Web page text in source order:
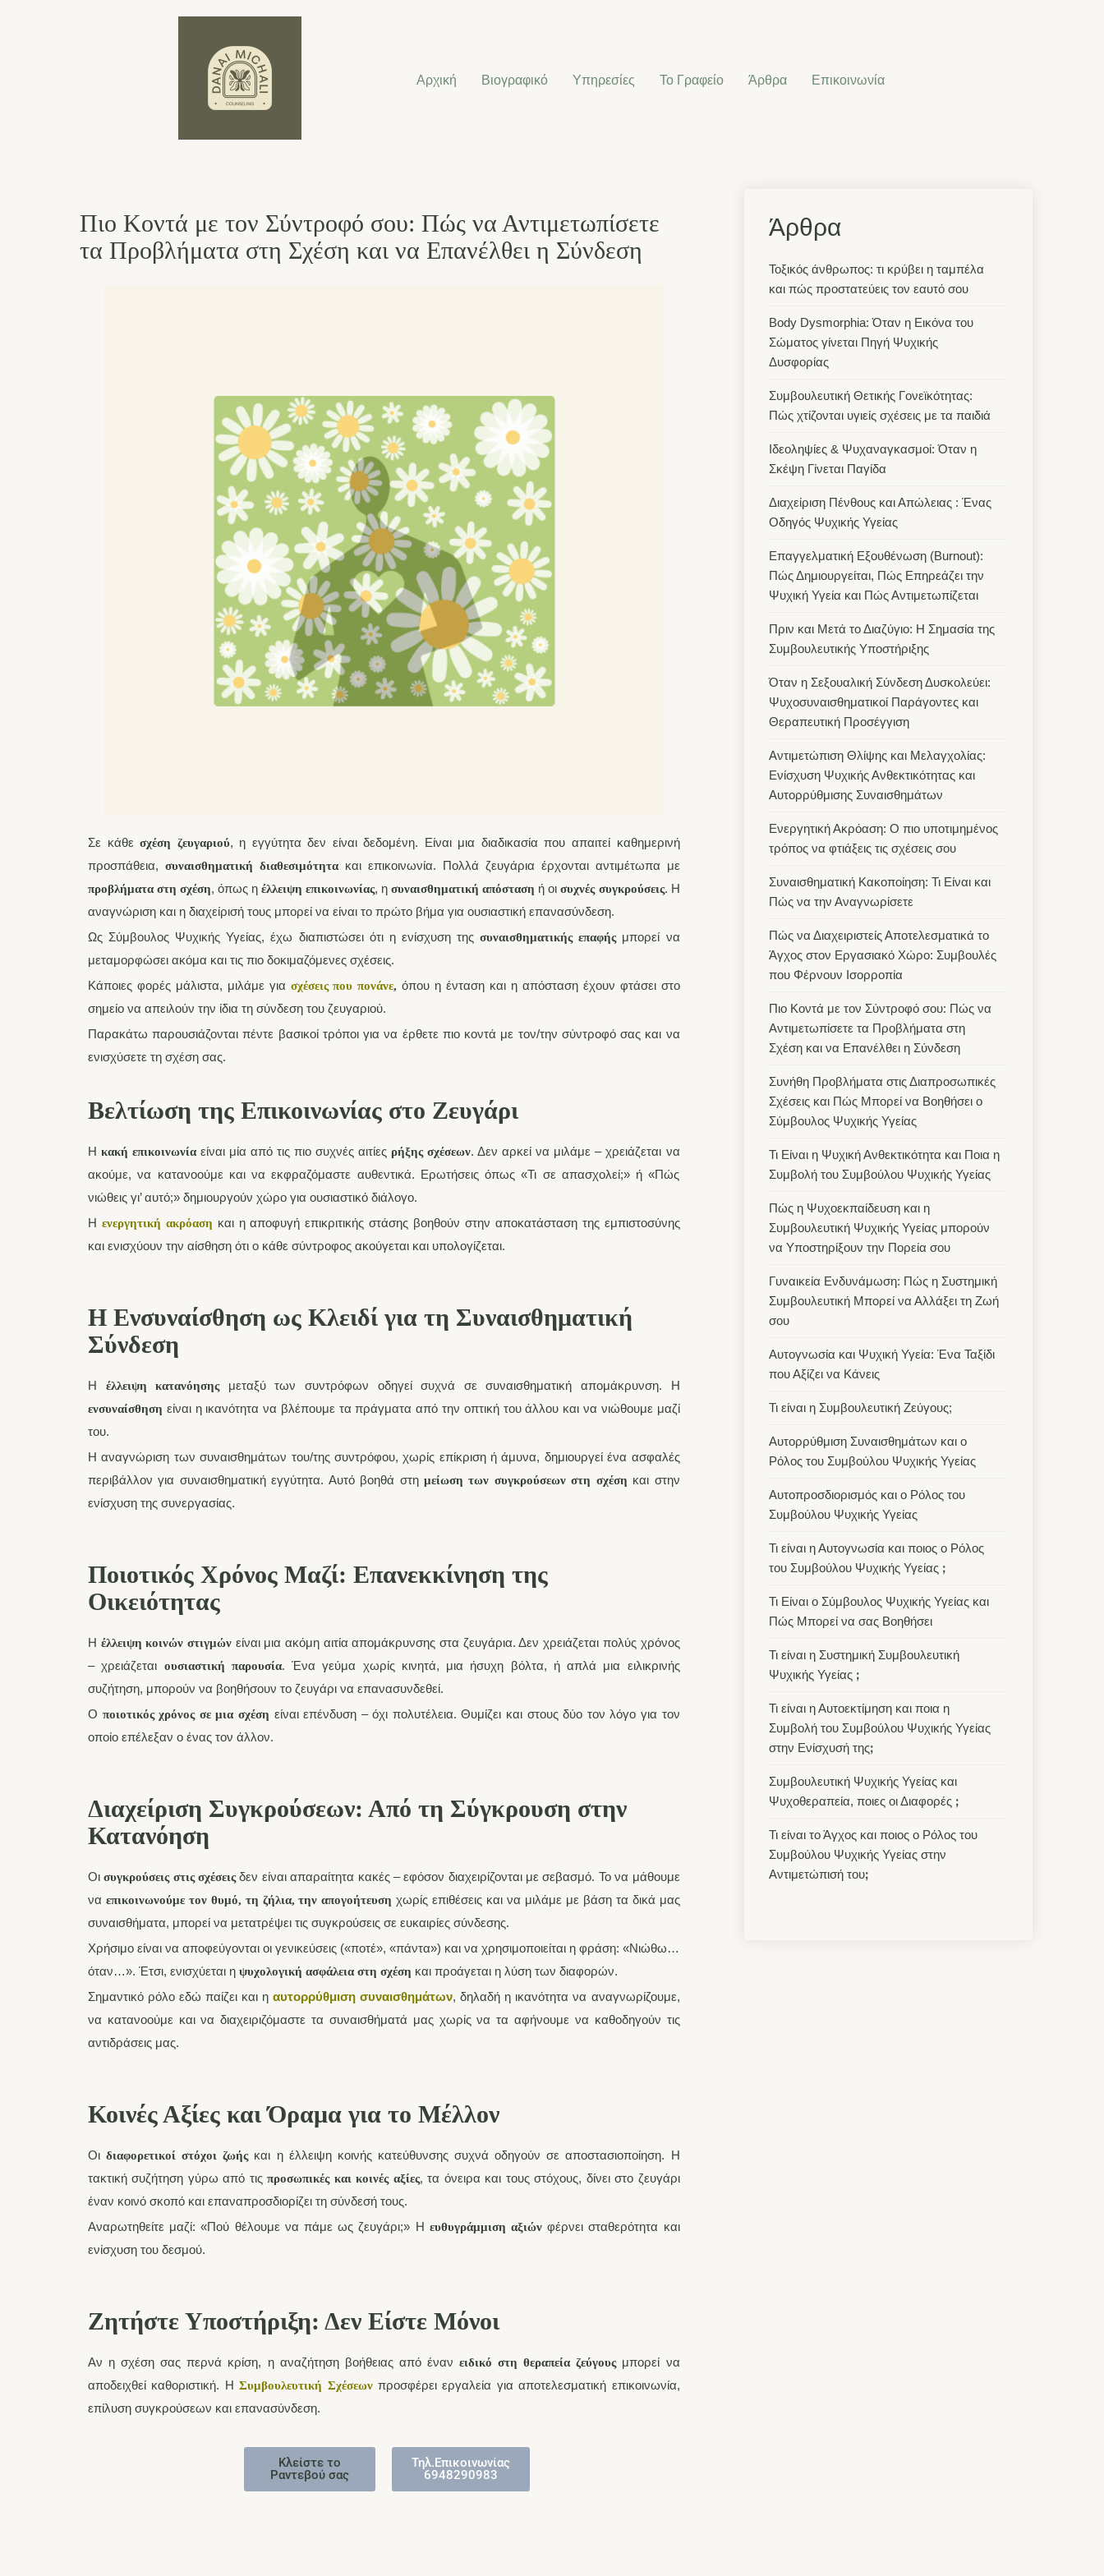
Αρχική Βιογραφικό Υπηρεσίες Το Γραφείο Άρθρα Επικοινωνία
Πιο Κοντά με τον Σύντροφό σου: Πώς να Αντιμετωπίσετε
τα Προβλήματα στη Σχέση και να Επανέλθει η Σύνδεση
Σε κάθεσχέση ζευγαριού, η εγγύτητα δεν είναι δεδομένη. Είναι μια διαδικασία που απαιτεί καθημερινή
προσπάθεια, συναισθηματική διαθεσιμότητακαι επικοινωνία. Πολλά ζευγάρια έρχονται αντιμέτωπα με
προβλήματα στη σχέση, όπως ηέλλειψη επικοινωνίας, ησυναισθηματική απόσταση ή οισυχνές συγκρούσεις. Η
αναγνώριση και η διαχείρισή τους μπορεί να είναι το πρώτο βήμα για ουσιαστική επανασύνδεση.
Ως Σύμβουλος Ψυχικής Υγείας, έχω διαπιστώσει ότι η ενίσχυση τηςσυναισθηματικής επαφήςμπορεί να
μεταμορφώσει ακόμα και τις πιο δοκιμαζόμενες σχέσεις.
Κάποιες φορές μάλιστα, μιλάμε για σχέσεις που πονάνε, όπου η ένταση και η απόσταση έχουν φτάσει στο
σημείο να απειλούν την ίδια τη σύνδεση του ζευγαριού.
Παρακάτω παρουσιάζονται πέντε βασικοί τρόποι για να έρθετε πιο κοντά με τον/την σύντροφό σας και να
ενισχύσετε τη σχέση σας.
Βελτίωση της Επικοινωνίας στο Ζευγάρι
Ηκακή επικοινωνία είναι μία από τις πιο συχνές αιτίες ρήξης σχέσεων. Δεν αρκεί να μιλάμε – χρειάζεται να
ακούμε, να κατανοούμε και να εκφραζόμαστε αυθεντικά. Ερωτήσεις όπως «Τι σε απασχολεί;» ή «Πώς
νιώθεις γι’ αυτό;» δημιουργούν χώρο για ουσιαστικό διάλογο.
Η ενεργητική ακρόαση και η αποφυγή επικριτικής στάσης βοηθούν στην αποκατάσταση της εμπιστοσύνης
και ενισχύουν την αίσθηση ότι ο κάθε σύντροφος ακούγεται και υπολογίζεται.
Η Ενσυναίσθηση ως Κλειδί για τη Συναισθηματική
Σύνδεση
Η έλλειψη κατανόησηςμεταξύ των συντρόφων οδηγεί συχνά σε συναισθηματική απομάκρυνση. Η
ενσυναίσθηση είναι η ικανότητα να βλέπουμε τα πράγματα από την οπτική του άλλου και να νιώθουμε μαζί
του.
Η αναγνώριση των συναισθημάτων του/της συντρόφου, χωρίς επίκριση ή άμυνα, δημιουργεί ένα ασφαλές
περιβάλλον για συναισθηματική εγγύτητα. Αυτό βοηθά στη μείωση των συγκρούσεων στη σχέση και στην
ενίσχυση της συνεργασίας.
Ποιοτικός Χρόνος Μαζί: Επανεκκίνηση της
Οικειότητας
Η έλλειψη κοινών στιγμών είναι μια ακόμη αιτία απομάκρυνσης στα ζευγάρια. Δεν χρειάζεται πολύς χρόνος
– χρειάζεται ουσιαστική παρουσία. Ένα γεύμα χωρίς κινητά, μια ήσυχη βόλτα, ή απλά μια ειλικρινής
συζήτηση, μπορούν να βοηθήσουν το ζευγάρι να επανασυνδεθεί.
Ο ποιοτικός χρόνος σε μια σχέση είναι επένδυση – όχι πολυτέλεια. Θυμίζει και στους δύο τον λόγο για τον
οποίο επέλεξαν ο ένας τον άλλον.
Διαχείριση Συγκρούσεων: Από τη Σύγκρουση στην
Κατανόηση
Οισυγκρούσεις στις σχέσειςδεν είναι απαραίτητα κακές – εφόσον διαχειρίζονται με σεβασμό. Το να μάθουμε
να επικοινωνούμε τον θυμό, τη ζήλια, την απογοήτευση χωρίς επιθέσεις και να μιλάμε με βάση τα δικά μας
συναισθήματα, μπορεί να μετατρέψει τις συγκρούσεις σε ευκαιρίες σύνδεσης.
Χρήσιμο είναι να αποφεύγονται οι γενικεύσεις («ποτέ», «πάντα») και να χρησιμοποιείται η φράση: «Νιώθω…
όταν…». Έτσι, ενισχύεται η ψυχολογική ασφάλεια στη σχέση και προάγεται η λύση των διαφορών.
Σημαντικό ρόλο εδώ παίζει και ηαυτορρύθμιση συναισθημάτων, δηλαδή η ικανότητα να αναγνωρίζουμε,
να κατανοούμε και να διαχειριζόμαστε τα συναισθήματά μας χωρίς να τα αφήνουμε να καθοδηγούν τις
αντιδράσεις μας.
Κοινές Αξίες και Όραμα για το Μέλλον
Οιδιαφορετικοί στόχοι ζωήςκαι η έλλειψη κοινής κατεύθυνσης συχνά οδηγούν σε αποστασιοποίηση. Η
τακτική συζήτηση γύρω από τιςπροσωπικές και κοινές αξίες, τα όνειρα και τους στόχους, δίνει στο ζευγάρι
έναν κοινό σκοπό και επαναπροσδιορίζει τη σύνδεσή τους.
Αναρωτηθείτε μαζί: «Πού θέλουμε να πάμε ως ζευγάρι;» Η ευθυγράμμιση αξιώνφέρνει σταθερότητα και
ενίσχυση του δεσμού.
Ζητήστε Υποστήριξη: Δεν Είστε Μόνοι
Αν η σχέση σας περνά κρίση, η αναζήτηση βοήθειας από ένανειδικό στη θεραπεία ζεύγουςμπορεί να
αποδειχθεί καθοριστική. ΗΣυμβουλευτική Σχέσεωνπροσφέρει εργαλεία για αποτελεσματική επικοινωνία,
επίλυση συγκρούσεων και επανασύνδεση.
Κλείστε το
Ραντεβού σας
Τηλ.Επικοινωνίας
6948290983
Άρθρα
Τοξικός άνθρωπος: τι κρύβει η ταμπέλα
και πώς προστατεύεις τον εαυτό σου
Body Dysmorphia: Όταν η Εικόνα του
Σώματος γίνεται Πηγή Ψυχικής
Δυσφορίας
Συμβουλευτική Θετικής Γονεϊκότητας:
Πώς χτίζονται υγιείς σχέσεις με τα παιδιά
Ιδεοληψίες & Ψυχαναγκασμοί: Όταν η
Σκέψη Γίνεται Παγίδα
Διαχείριση Πένθους και Απώλειας : Ένας
Οδηγός Ψυχικής Υγείας
Επαγγελματική Εξουθένωση (Burnout):
Πώς Δημιουργείται, Πώς Επηρεάζει την
Ψυχική Υγεία και Πώς Αντιμετωπίζεται
Πριν και Μετά το Διαζύγιο: Η Σημασία της
Συμβουλευτικής Υποστήριξης
Όταν η Σεξουαλική Σύνδεση Δυσκολεύει:
Ψυχοσυναισθηματικοί Παράγοντες και
Θεραπευτική Προσέγγιση
Αντιμετώπιση Θλίψης και Μελαγχολίας:
Ενίσχυση Ψυχικής Ανθεκτικότητας και
Αυτορρύθμισης Συναισθημάτων
Ενεργητική Ακρόαση: Ο πιο υποτιμημένος
τρόπος να φτιάξεις τις σχέσεις σου
Συναισθηματική Κακοποίηση: Τι Είναι και
Πώς να την Αναγνωρίσετε
Πώς να Διαχειριστείς Αποτελεσματικά το
Άγχος στον Εργασιακό Χώρο: Συμβουλές
που Φέρνουν Ισορροπία
Πιο Κοντά με τον Σύντροφό σου: Πώς να
Αντιμετωπίσετε τα Προβλήματα στη
Σχέση και να Επανέλθει η Σύνδεση
Συνήθη Προβλήματα στις Διαπροσωπικές
Σχέσεις και Πώς Μπορεί να Βοηθήσει ο
Σύμβουλος Ψυχικής Υγείας
Τι Είναι η Ψυχική Ανθεκτικότητα και Ποια η
Συμβολή του Συμβούλου Ψυχικής Υγείας
Πώς η Ψυχοεκπαίδευση και η
Συμβουλευτική Ψυχικής Υγείας μπορούν
να Υποστηρίξουν την Πορεία σου
Γυναικεία Ενδυνάμωση: Πώς η Συστημική
Συμβουλευτική Μπορεί να Αλλάξει τη Ζωή
σου
Αυτογνωσία και Ψυχική Υγεία: Ένα Ταξίδι
που Αξίζει να Κάνεις
Τι είναι η Συμβουλευτική Ζεύγους;
Αυτορρύθμιση Συναισθημάτων και ο
Ρόλος του Συμβούλου Ψυχικής Υγείας
Αυτοπροσδιορισμός και ο Ρόλος του
Συμβούλου Ψυχικής Υγείας
Τι είναι η Αυτογνωσία και ποιος ο Ρόλος
του Συμβούλου Ψυχικής Υγείας ꓼ
Τι Είναι ο Σύμβουλος Ψυχικής Υγείας και
Πώς Μπορεί να σας Βοηθήσει
Τι είναι η Συστημική Συμβουλευτική
Ψυχικής Υγείας ꓼ
Τι είναι η Αυτοεκτίμηση και ποια η
Συμβολή του Συμβούλου Ψυχικής Υγείας
στην Ενίσχυσή τηςꓼ
Συμβουλευτική Ψυχικής Υγείας και
Ψυχοθεραπεία, ποιες οι Διαφορές ꓼ
Τι είναι το Άγχος και ποιος ο Ρόλος του
Συμβούλου Ψυχικής Υγείας στην
Αντιμετώπισή τουꓼ